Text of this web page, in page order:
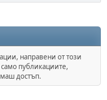
направени от този
публикациите,
достъп.